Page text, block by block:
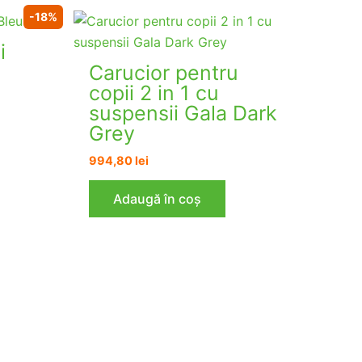
-18%
Carucior pentru
copii 2 in 1 cu
suspensii Gala Dark
Grey
994,80lei
Adaugă în coș